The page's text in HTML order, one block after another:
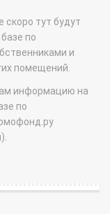
скоро тут будут
по
и
помещений.
информацию на
по